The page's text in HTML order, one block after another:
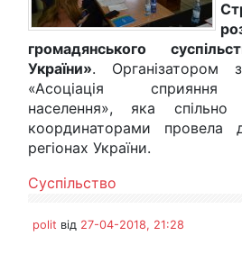
громадянського
України». Організатором
«Асоціація сприяння
населення», яка спільно
координаторами провела
регіонах України.
Суспільство
polit від 27-04-2018, 21:28